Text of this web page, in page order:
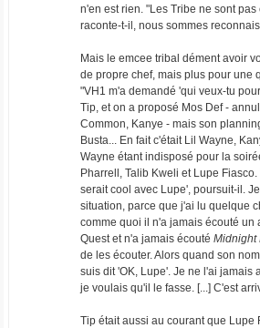
n'en est rien. "Les Tribe ne sont
raconte-t-il, nous sommes
Mais le emcee tribal dément avoir
de propre chef, mais plus pour une
"VH1 m'a demandé 'qui veux-tu
Tip, et on a proposé Mos Def -
Common, Kanye - mais son
Busta... En fait c'était Lil Wayne,
Wayne étant indisposé pour la
Pharrell, Talib Kweli et Lupe
serait cool avec Lupe', poursuit-il.
situation, parce que j'ai lu quelque
comme quoi il n'a jamais écouté un
Quest et n'a jamais écouté Midnight
de les écouter. Alors quand son
suis dit 'OK, Lupe'. Je ne l'ai jamais
je voulais qu'il le fasse. [...] C'est
Tip était aussi au courant que Lupe